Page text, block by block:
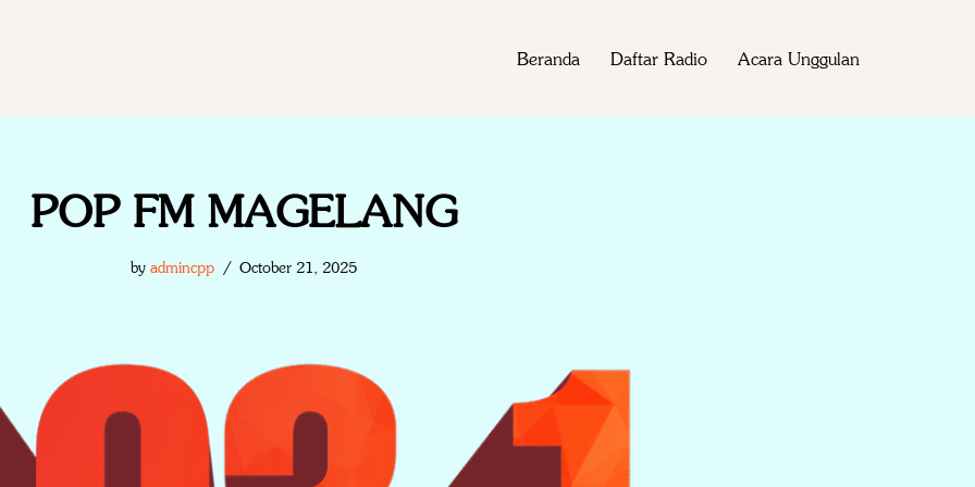
Beranda Daftar Radio Acara Unggulan
POP FM MAGELANG
by admincpp October 21, 2025